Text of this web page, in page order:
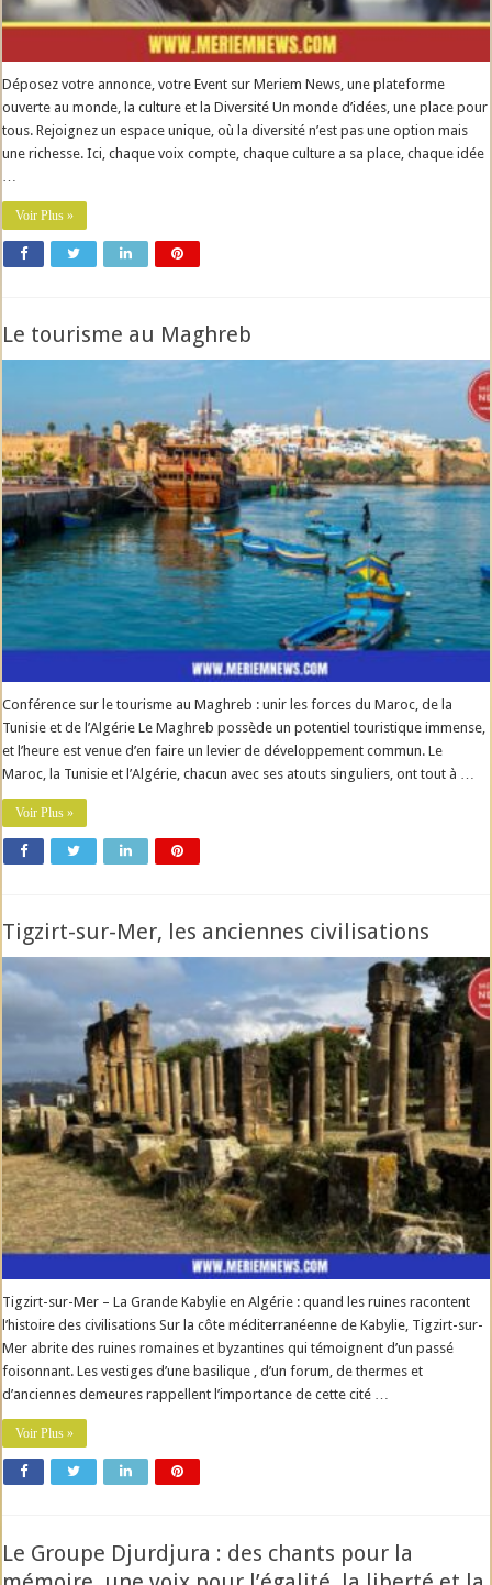
Déposez votre annonce, votre Event sur Meriem News, une plateforme
ouverte au monde, la culture et la Diversité Un monde d’idées, une place pour
tous. Rejoignez un espace unique, où la diversité n’est pas une option mais
une richesse. Ici, chaque voix compte, chaque culture a sa place, chaque idée
…
Voir Plus »
Le tourisme au Maghreb
Conférence sur le tourisme au Maghreb : unir les forces du Maroc, de la
Tunisie et de l’Algérie Le Maghreb possède un potentiel touristique immense,
et l’heure est venue d’en faire un levier de développement commun. Le
Maroc, la Tunisie et l’Algérie, chacun avec ses atouts singuliers, ont tout à …
Voir Plus »
Tigzirt-sur-Mer, les anciennes civilisations
Tigzirt-sur-Mer – La Grande Kabylie en Algérie : quand les ruines racontent
l’histoire des civilisations Sur la côte méditerranéenne de Kabylie, Tigzirt-sur-
Mer abrite des ruines romaines et byzantines qui témoignent d’un passé
foisonnant. Les vestiges d’une basilique , d’un forum, de thermes et
d’anciennes demeures rappellent l’importance de cette cité …
Voir Plus »
Le Groupe Djurdjura : des chants pour la